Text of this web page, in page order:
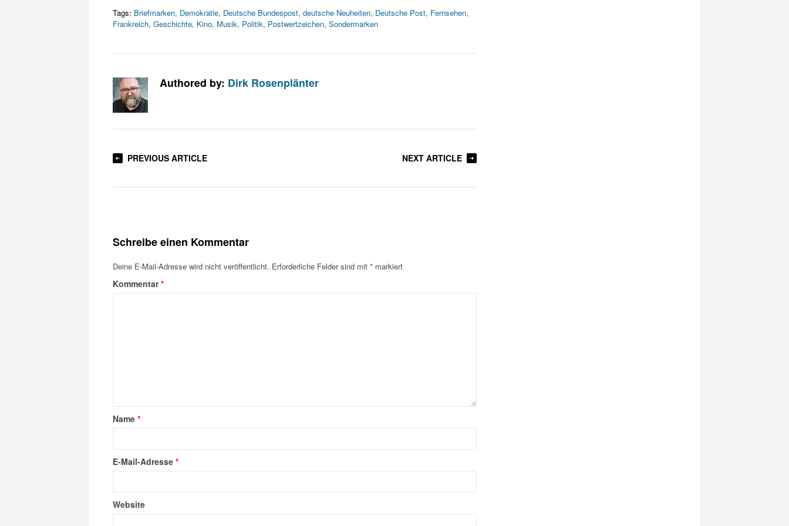
Tags: Briefmarken, Demokratie, Deutsche Bundespost, deutsche Neuheiten, Deutsche Post, Fernsehen,
Frankreich, Geschichte, Kino, Musik, Politik, Postwertzeichen, Sondermarken
Authored by: Dirk Rosenplänter
PREVIOUS ARTICLE NEXT ARTICLE
Schreibe einen Kommentar
Deine E-Mail-Adresse wird nicht veröffentlicht. Erforderliche Felder sind mit * markiert
Kommentar*
Name *
E-Mail-Adresse *
Website